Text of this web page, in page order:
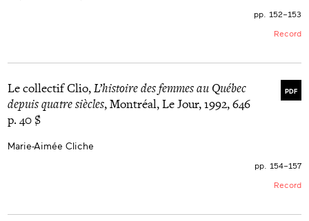
pp. 152–153
Record
PDF
Le collectif Clio,L’histoire des femmes au Québec
depuis quatre siècles, Montréal, Le Jour, 1992, 646
p. 40 $
Marie-Aimée Cliche
pp. 154–157
Record